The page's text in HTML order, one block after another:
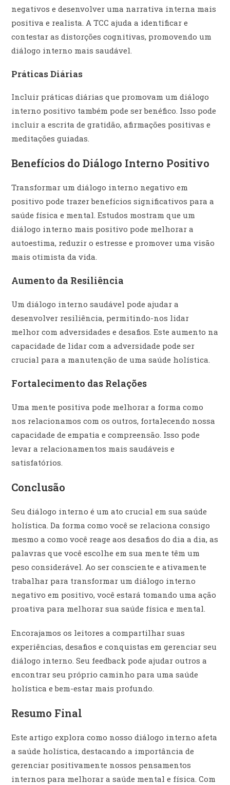
negativos e desenvolver uma narrativa interna mais
positiva e realista. A TCC ajuda a identificar e
contestar as distorções cognitivas, promovendo um
diálogo interno mais saudável.
Práticas Diárias
Incluir práticas diárias que promovam um diálogo
interno positivo também pode ser benéfico. Isso pode
incluir a escrita de gratidão, afirmações positivas e
meditações guiadas.
Benefícios do Diálogo Interno Positivo
Transformar um diálogo interno negativo em
positivo pode trazer benefícios significativos para a
saúde física e mental. Estudos mostram que um
diálogo interno mais positivo pode melhorar a
autoestima, reduzir o estresse e promover uma visão
mais otimista da vida.
Aumento da Resiliência
Um diálogo interno saudável pode ajudar a
desenvolver resiliência, permitindo-nos lidar
melhor com adversidades e desafios. Este aumento na
capacidade de lidar com a adversidade pode ser
crucial para a manutenção de uma saúde holística.
Fortalecimento das Relações
Uma mente positiva pode melhorar a forma como
nos relacionamos com os outros, fortalecendo nossa
capacidade de empatia e compreensão. Isso pode
levar a relacionamentos mais saudáveis e
satisfatórios.
Conclusão
Seu diálogo interno é um ato crucial em sua saúde
holística. Da forma como você se relaciona consigo
mesmo a como você reage aos desafios do dia a dia, as
palavras que você escolhe em sua mente têm um
peso considerável. Ao ser consciente e ativamente
trabalhar para transformar um diálogo interno
negativo em positivo, você estará tomando uma ação
proativa para melhorar sua saúde física e mental.
Encorajamos os leitores a compartilhar suas
experiências, desafios e conquistas em gerenciar seu
diálogo interno. Seu feedback pode ajudar outros a
encontrar seu próprio caminho para uma saúde
holística e bem-estar mais profundo.
Resumo Final
Este artigo explora como nosso diálogo interno afeta
a saúde holística, destacando a importância de
gerenciar positivamente nossos pensamentos
internos para melhorar a saúde mental e física. Com